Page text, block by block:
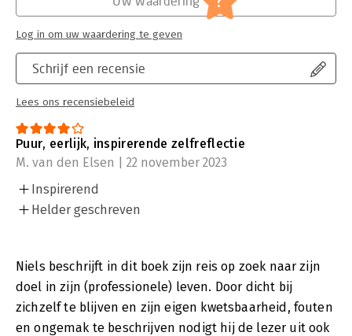
Schrijf een recensie
Lees ons recensiebeleid
Log in om uw waardering te geven
Puur, eerlijk, inspirerende zelfreflectie
M. van den Elsen | 22 november 2023
Inspirerend
Helder geschreven
Niels beschrijft in dit boek zijn reis op zoek naar zijn
doel in zijn (professionele) leven. Door dicht bij
zichzelf te blijven en zijn eigen kwetsbaarheid, fouten
en ongemak te beschrijven nodigt hij de lezer uit ook